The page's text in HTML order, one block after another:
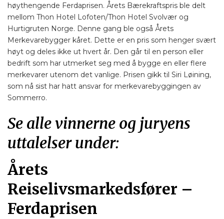
høythengende Ferdaprisen. Årets Bærekraftspris ble delt
mellom Thon Hotel Lofoten/Thon Hotel Svolvær og
Hurtigruten Norge. Denne gang ble også Årets
Merkevarebygger kåret. Dette er en pris som henger svært
høyt og deles ikke ut hvert år. Den går til en person eller
bedrift som har utmerket seg med å bygge en eller flere
merkevarer utenom det vanlige. Prisen gikk til Siri Løining,
som nå sist har hatt ansvar for merkevarebyggingen av
Sommerro.
Se alle vinnerne og juryens
uttalelser under:
Årets
Reiselivsmarkedsfører –
Ferdaprisen